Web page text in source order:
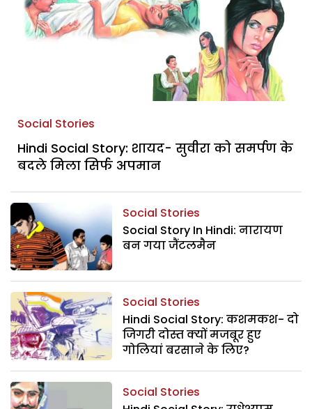
Social Stories
Hindi Social Story: शायद- सुवीरा को समर्पण के
बदले मिला सिर्फ अपमान
Social Stories
Social Story In Hindi: नारायण
बन गया जैंटलमैन
Social Stories
Hindi Social Story: कशमकश- दो
जिगरी दोस्त क्यों मजबूर हुए
गोलियां बरसाने के लिए?
Social Stories